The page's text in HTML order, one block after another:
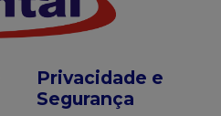
Privacidade e
Segurança